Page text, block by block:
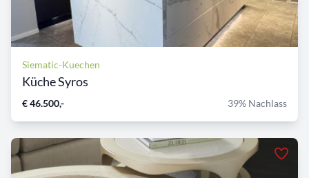
Siematic-Kuechen
Küche Syros
€ 46.500,- 39% Nachlass